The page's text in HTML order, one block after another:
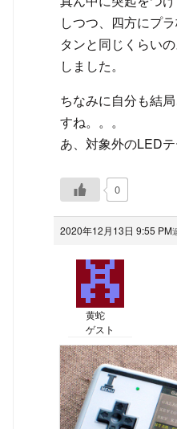
しつつ、四方にプ
タンと同じくらい
しました。
ちなみに自分も結
すね。。。
あ、対象外のLED
0
2020年12月13日 9:55 PM
黄蛇
ゲスト